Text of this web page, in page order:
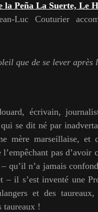
la Peña La Suerte, Le
Luc Couturier
que de se lever après
écrivain,
se dit né par
mère marseillaise,
pas d’avoir
qu’il n’a jamais
– il s’est inventé une
et des
taureaux !